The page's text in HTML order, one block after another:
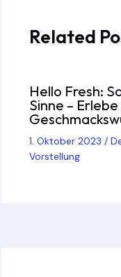
Related
Hello Fresh:
Sinne –
1. Oktober 2023 /
Vorstellung